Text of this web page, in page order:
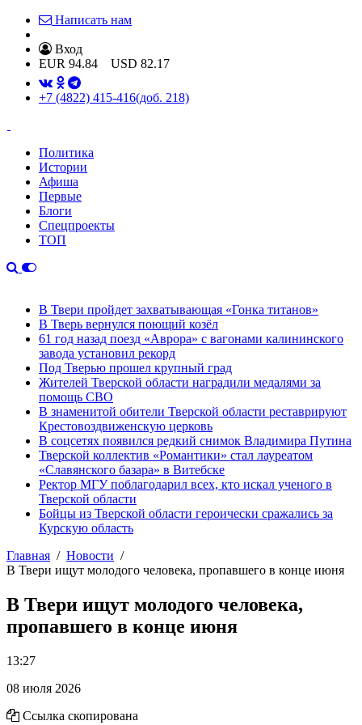
Написать нам
Вход
EUR 94.84 USD 82.17
+7 (4822) 415-416(доб. 218)
Политика
Истории
Афиша
Первые
Блоги
Спецпроекты
ТОП
В Твери пройдет захватывающая «Гонка титанов»
В Тверь вернулся поющий козёл
61 год назад поезд «Аврора» с вагонами калининского
завода установил рекорд
Под Тверью прошел крупный град
Жителей Тверской области наградили медалями за
помощь СВО
В знаменитой обители Тверской области реставрируют
Крестовоздвиженскую церковь
В соцсетях появился редкий снимок Владимира Путина
Тверской коллектив «Романтики» стал лауреатом
«Славянского базара» в Витебске
Ректор МГУ поблагодарил всех, кто искал ученого в
Тверской области
Бойцы из Тверской области героически сражались за
Курскую область
Главная
Новости
В Твери ищут молодого человека, пропавшего в конце июня
В Твери ищут молодого человека,
пропавшего в конце июня
13:27
08 июля 2026
Ссылка скопирована